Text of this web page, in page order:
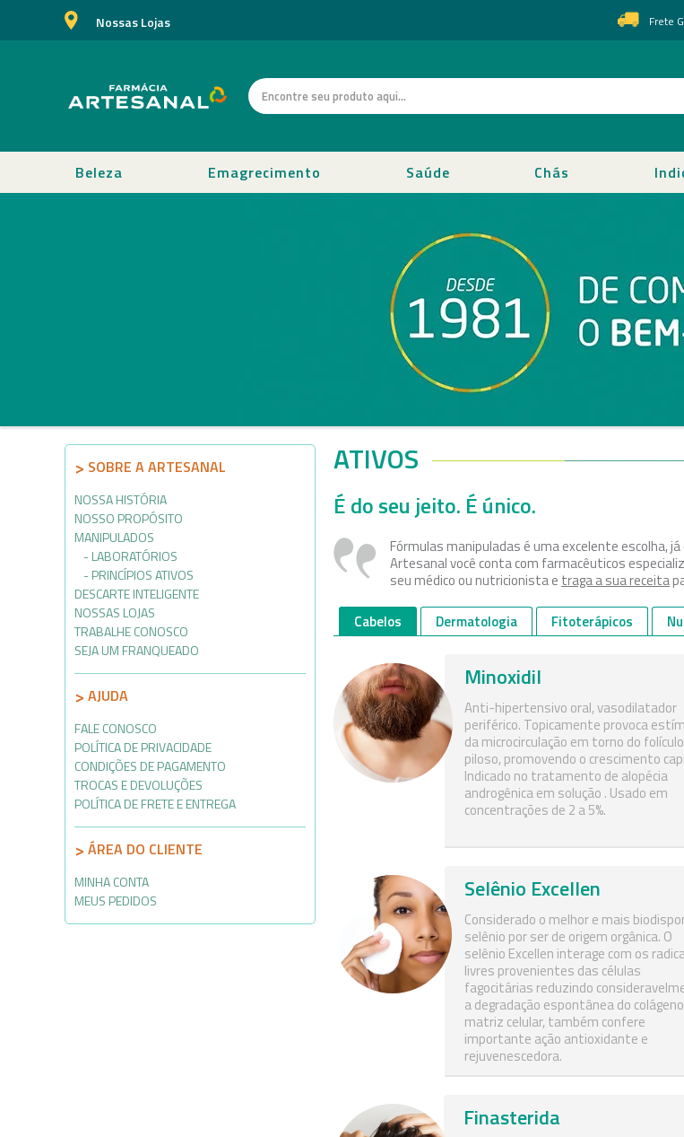
Nossas Lojas Frete
Beleza Emagrecimento Saúde Chás
SOBRE A ARTESANAL
NOSSA HISTÓRIA
NOSSO PROPÓSITO
MANIPULADOS
LABORATÓRIOS
PRINCÍPIOS ATIVOS
DESCARTE INTELIGENTE
NOSSAS LOJAS
TRABALHE CONOSCO
SEJA UM FRANQUEADO
AJUDA
FALE CONOSCO
POLÍTICA DE PRIVACIDADE
CONDIÇÕES DE PAGAMENTO
TROCAS E DEVOLUÇÕES
POLÍTICA DE FRETE E ENTREGA
ÁREA DO CLIENTE
MINHA CONTA
MEUS PEDIDOS
ATIVOS
É do seu jeito. É único.
Fórmulas manipuladas é uma excelente escolha,
Artesanal você conta com farmacêuticos
seu médico ou nutricionista e traga a sua receita
Cabelos
Dermatologia Fitoterápicos
Minoxidil
Anti-hipertensivo oral, vasodilatador
periférico. Topicamente provoca
da microcirculação em torno do folículo
piloso, promovendo o crescimento
Indicado no tratamento de alopécia
androgênica em solução . Usado em
concentrações de 2 a 5%.
Selênio Excellen
Considerado o melhor e mais
selênio por ser de origem orgânica. O
selênio Excellen interage com os
livres provenientes das células
fagocitárias reduzindo
a degradação espontânea do
matriz celular, também confere
importante ação antioxidante e
rejuvenescedora.
Finasterida